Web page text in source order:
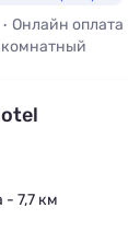
Онлайн оплата
- 7,7 км